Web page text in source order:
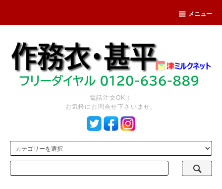
メニュー
電話注文OK！
お気軽にお問合せ下さいませ。